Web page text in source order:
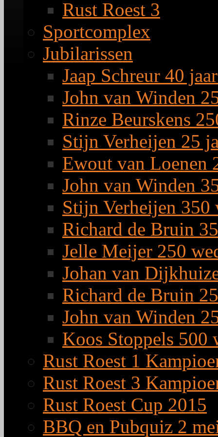
Rust Roest 3
Sportcomplex
Jubilarissen
Jaap Schreur 40
John van Winden
Rinze Beurskens
Stijn Verheijen 25
Ewout van Loenen
John van Winden
Stijn Verheijen
Richard de Bruin
Jelle Meijer 250
Johan van
Richard de Bruin
John van Winden
Koos Stoppels 500
Rust Roest 1
Rust Roest 3
Rust Roest Cup 2015
BBQ en Pubquiz 2